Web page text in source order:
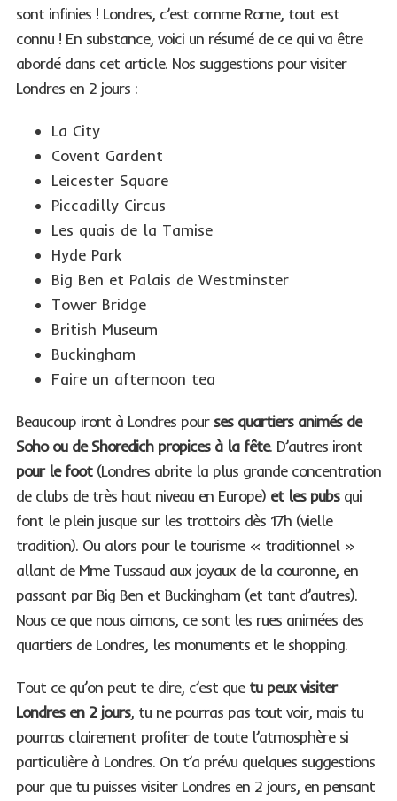
sont infinies ! Londres, c’est comme Rome, tout est
connu ! En substance, voici un résumé de ce qui va être
abordé dans cet article. Nos suggestions pour visiter
Londres en 2 jours :
La City
Covent Gardent
Leicester Square
Piccadilly Circus
Les quais de la Tamise
Hyde Park
Big Ben et Palais de Westminster
Tower Bridge
British Museum
Buckingham
Faire un afternoon tea
Beaucoup iront à Londres pour ses quartiers animés de
Soho ou de Shoredich propices à la fête. D’autres iront
pour le foot(Londres abrite la plus grande concentration
de clubs de très haut niveau en Europe) et les pubsqui
font le plein jusque sur les trottoirs dès 17h (vielle
tradition). Ou alors pour le tourisme « traditionnel »
allant de Mme Tussaud aux joyaux de la couronne, en
passant par Big Ben et Buckingham (et tant d’autres).
Nous ce que nous aimons, ce sont les rues animées des
quartiers de Londres, les monuments et le shopping.
Tout ce qu’on peut te dire, c’est que tu peux visiter
Londres en 2 jours, tu ne pourras pas tout voir, mais tu
pourras clairement profiter de toute l’atmosphère si
particulière à Londres. On t’a prévu quelques suggestions
pour que tu puisses visiter Londres en 2 jours, en pensant